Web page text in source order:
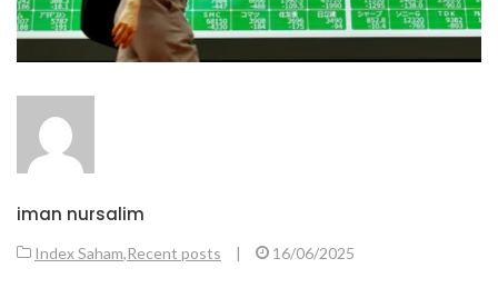
iman nursalim
Index Saham,Recent posts | 16/06/2025